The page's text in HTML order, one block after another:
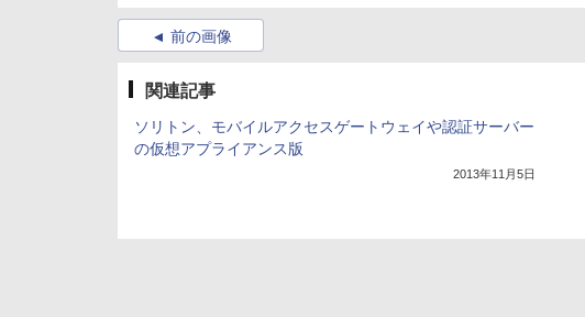
前の画像
関連記事
ソリトン、モバイルアクセスゲートウェイや認証サーバー
の仮想アプライアンス版
2013年11月5日